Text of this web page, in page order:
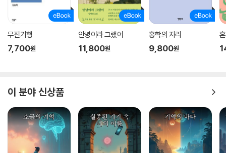
무진기행
7,700원
안녕이라 그랬어
11,800원
홍학의 자리
9,800원
이 분야 신상품